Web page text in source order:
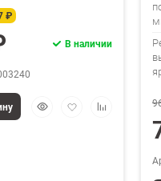
₽
В наличии
БыстрыйДобавитьДобавить